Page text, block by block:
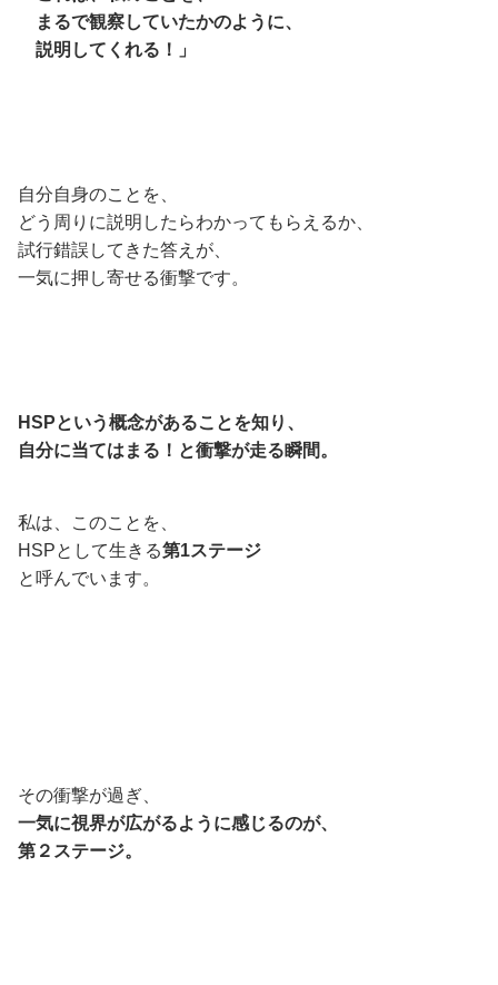
まるで観察していたかのように、
説明してくれる！」
自分自身のことを、
どう周りに説明したらわかってもらえるか、
試行錯誤してきた答えが、
一気に押し寄せる衝撃です。
HSPという概念があることを知り、
自分に当てはまる！と衝撃が走る瞬間。
私は、このことを、
HSPとして生きる第1ステージ
と呼んでいます。
その衝撃が過ぎ、
一気に視界が広がるように感じるのが、
第２ステージ。